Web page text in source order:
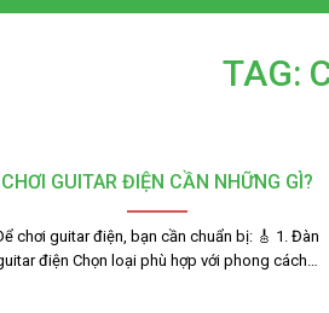
TAG:
CHƠI GUITAR ĐIỆN CẦN NHỮNG GÌ?
chơi guitar điện, bạn cần chuẩn bị: 🎸 1. Đàn
điện Chọn loại phù hợp với phong cách…